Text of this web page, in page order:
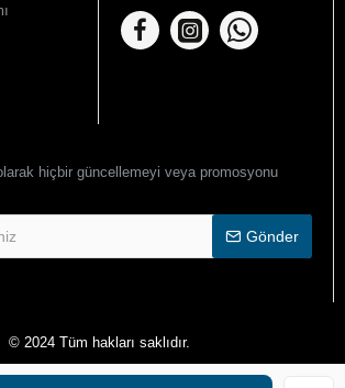
hiçbir güncellemeyi veya promosyonu
Gönder
© 2024 Tüm hakları saklıdır.